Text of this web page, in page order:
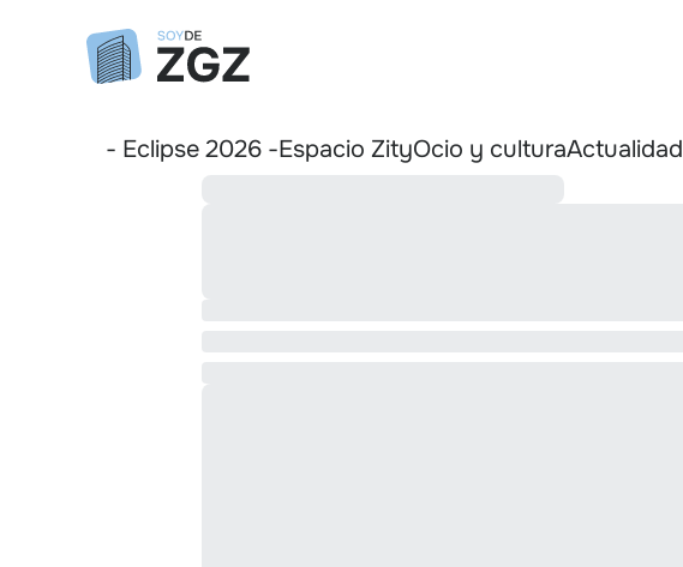
- Eclipse 2026 -Espacio ZityOcio y culturaActualidad